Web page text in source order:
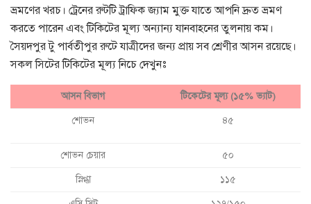
ভ্রমণের খরচ। ট্রেনের রুটটি ট্রাফিক জ্যাম মুক্ত যাতে আপনি দ্রুত ভ্রমণ
করতে পারেন এবং টিকিটের মূল্য অন্যান্য যানবাহনের তুলনায় কম।
সৈয়দপুর টু পার্বতীপুর রুটে যাত্রীদের জন্য প্রায় সব শ্রেণীর আসন রয়েছে।
সকল সিটের টিকিটের মূল্য নিচে দেখুনঃ
আসন বিভাগ টিকেটের মূল্য (১৫% ভ্যাট)
শোভন ৪৫
শোভন চেয়ার ৫০
স্নিগ্ধা ১১৫